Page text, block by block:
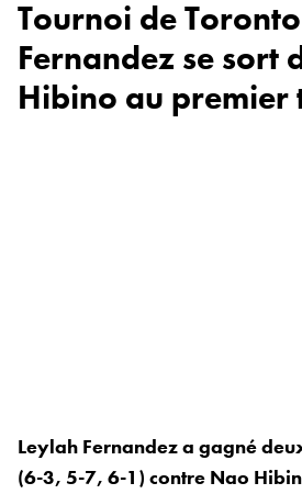
Tournoi de
Fernandez se sort
Hibino au premier
Leylah Fernandez a gagné
(6-3, 5-7, 6-1) contre Nao